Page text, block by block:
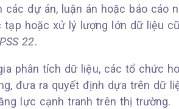
dự án, luận án hoặc báo cáo
hoặc xử lý lượng lớn dữ liệu
22.
phân tích dữ liệu, các tổ chức
đưa ra quyết định dựa trên dữ
lực cạnh tranh trên thị trường.